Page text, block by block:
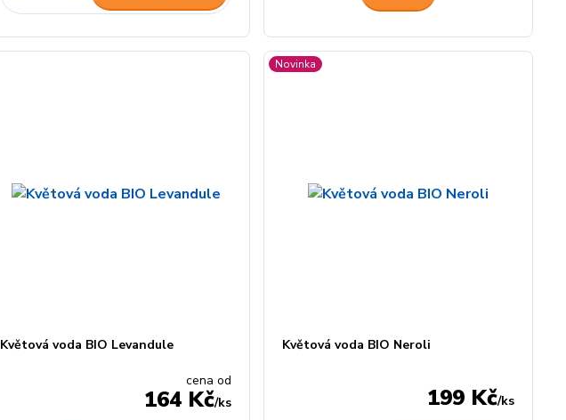
Květová voda BIO Levandule
cena od
164 Kč/ks
Novinka
Květová voda BIO Neroli
199 Kč/ks